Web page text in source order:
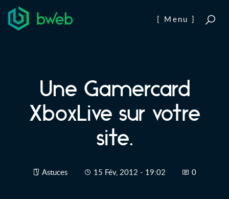
Aller au contenu
[ Menu ]
Une Gamercard
XboxLive sur votre
site.
Astuces 15 Fév, 2012 - 19:02 0